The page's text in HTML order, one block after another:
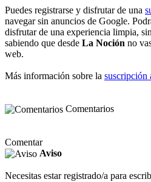
Puedes registrarse y disfrutar de una
navegar sin anuncios de Google.
disfrutar de una experiencia limpia,
sabiendo que desde La Noción no
web.
Más información sobre la suscripción
Comentarios
Comentar
Aviso
Necesitas estar registrado/a para